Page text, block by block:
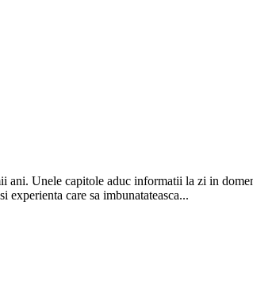
Unele capitole aduc informatii la zi in
experienta care sa imbunatateasca...